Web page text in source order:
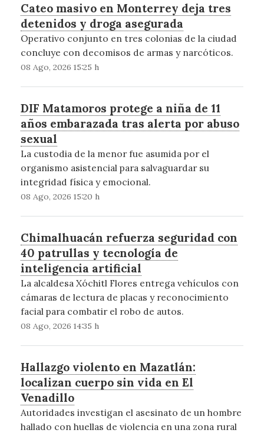
Cateo masivo en Monterrey deja tres
detenidos y droga asegurada
Operativo conjunto en tres colonias de la ciudad
concluye con decomisos de armas y narcóticos.
08 Ago, 2026 15:25 h
DIF Matamoros protege a niña de 11
años embarazada tras alerta por abuso
sexual
La custodia de la menor fue asumida por el
organismo asistencial para salvaguardar su
integridad física y emocional.
08 Ago, 2026 15:20 h
Chimalhuacán refuerza seguridad con
40 patrullas y tecnología de
inteligencia artificial
La alcaldesa Xóchitl Flores entrega vehículos con
cámaras de lectura de placas y reconocimiento
facial para combatir el robo de autos.
08 Ago, 2026 14:35 h
Hallazgo violento en Mazatlán:
localizan cuerpo sin vida en El
Venadillo
Autoridades investigan el asesinato de un hombre
hallado con huellas de violencia en una zona rural